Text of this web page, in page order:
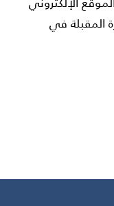
المقبلة في